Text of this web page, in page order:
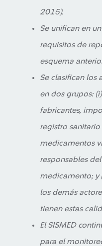
2015).
Se unifican en
requisitos de
esquema
Se clasifican los
en dos grupos: (i)
fabricantes,
registro
medicamentos
responsables
medicamento; y
los demás
tienen estas
El SISMED
para el